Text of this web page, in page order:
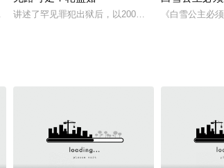
围绕“塔罗牌”概念的七个不同恐怖故事是一系列日常
的世界里，那些身处怪物与人类之间灰色地带人们面
讲述了罕见罪犯出狱后，以200亿韩元悬赏金签订公
《白雪公主必